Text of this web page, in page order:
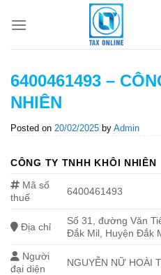
6400461493 –
NHIÊN
Posted on 20/02/2025 by Admin
CÔNG TY TNHH KHÔI NHIÊN
Mã số
thuế
6400461493
Địa chỉ
Số 31, đường Văn
Đắk Mil, Huyện Đắk
Người
đại diện
NGUYỄN NỮ HOÀI